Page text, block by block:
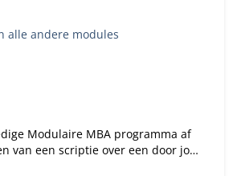
alle andere modules
Modulaire MBA programma af
van een scriptie over een door jou